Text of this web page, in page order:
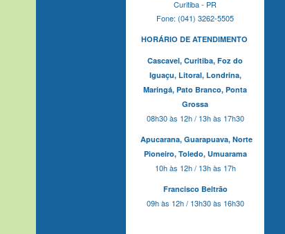
Curitiba - PR
Fone: (041) 3262-5505
HORÁRIO DE ATENDIMENTO
Cascavel, Curitiba, Foz do
Iguaçu, Litoral, Londrina,
Maringá, Pato Branco, Ponta
Grossa
08h30 às 12h / 13h às 17h30
Apucarana, Guarapuava, Norte
Pioneiro, Toledo, Umuarama
10h às 12h / 13h às 17h
Francisco Beltrão
09h às 12h / 13h30 às 16h30